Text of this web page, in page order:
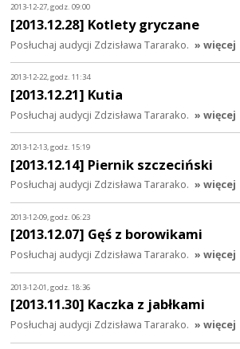
2013-12-27, godz. 09:00
[2013.12.28] Kotlety gryczane
Posłuchaj audycji Zdzisława Tararako. » więcej
2013-12-22, godz. 11:34
[2013.12.21] Kutia
Posłuchaj audycji Zdzisława Tararako. » więcej
2013-12-13, godz. 15:19
[2013.12.14] Piernik szczeciński
Posłuchaj audycji Zdzisława Tararako. » więcej
2013-12-09, godz. 06:23
[2013.12.07] Gęś z borowikami
Posłuchaj audycji Zdzisława Tararako. » więcej
2013-12-01, godz. 18:36
[2013.11.30] Kaczka z jabłkami
Posłuchaj audycji Zdzisława Tararako. » więcej